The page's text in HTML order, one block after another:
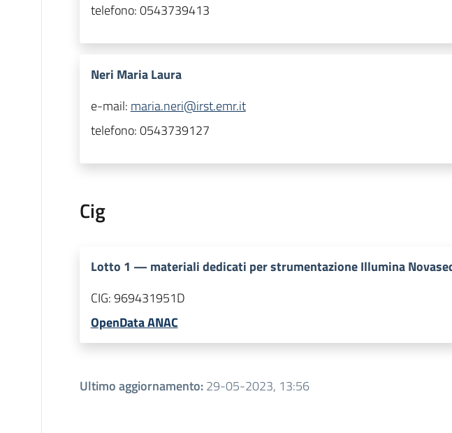
telefono:0543739413
Neri Maria Laura
e-mail: maria.neri@irst.emr.it
telefono:0543739127
Cig
Lotto 1 — materiali dedicati per strumentazione Illumina
CIG:969431951D
OpenData ANAC
Ultimo aggiornamento:29-05-2023, 13:56